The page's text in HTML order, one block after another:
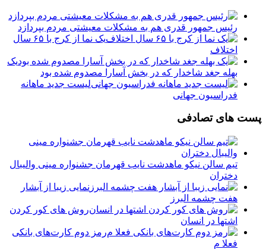
رئیس جمهور قدری هم به مشکلات معیشتی مردم بپردازد
یک نما از کرج با ۶۵ سال
اختلاف
یک
بهله جغد شاخدار که در بخش آسارا مصدوم شده بود
لیست جدید ماهانه
فدراسیون جهانی
پست های تصادفی
تیم سالن نیکو ماهدشت نایب قهرمان جشنواره مینی والیبال
دختران
نمایی زیبا از آبشار
هفت چشمه البرز
روش های کور کردن
اشتها در انسان
رمز دوم‌ کارت‌های بانکی
فعلا م